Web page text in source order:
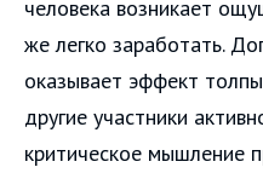
человека возникает
же легко заработать.
оказывает эффект
другие участники
критическое мышление